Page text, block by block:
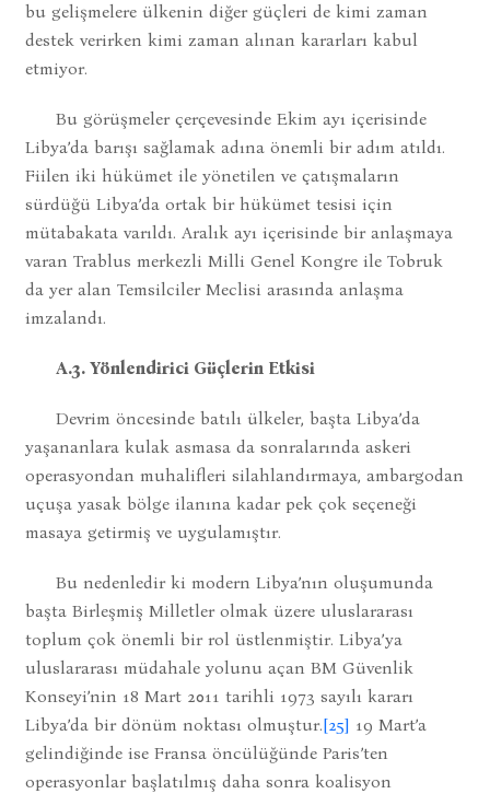
bu gelişmelere ülkenin diğer güçleri de kimi zaman
destek verirken kimi zaman alınan kararları kabul
etmiyor.
Bu görüşmeler çerçevesinde Ekim ayı içerisinde
Libya’da barışı sağlamak adına önemli bir adım atıldı.
Fiilen iki hükümet ile yönetilen ve çatışmaların
sürdüğü Libya’da ortak bir hükümet tesisi için
mütabakata varıldı. Aralık ayı içerisinde bir anlaşmaya
varan Trablus merkezli Milli Genel Kongre ile Tobruk
da yer alan Temsilciler Meclisi arasında anlaşma
imzalandı.
A.3. Yönlendirici Güçlerin Etkisi
Devrim öncesinde batılı ülkeler, başta Libya’da
yaşananlara kulak asmasa da sonralarında askeri
operasyondan muhalifleri silahlandırmaya, ambargodan
uçuşa yasak bölge ilanına kadar pek çok seçeneği
masaya getirmiş ve uygulamıştır.
Bu nedenledir ki modern Libya’nın oluşumunda
başta Birleşmiş Milletler olmak üzere uluslararası
toplum çok önemli bir rol üstlenmiştir. Libya’ya
uluslararası müdahale yolunu açan BM Güvenlik
Konseyi’nin 18 Mart 2011 tarihli 1973 sayılı kararı
Libya’da bir dönüm noktası olmuştur.[25] 19 Mart’a
gelindiğinde ise Fransa öncülüğünde Paris’ten
operasyonlar başlatılmış daha sonra koalisyon